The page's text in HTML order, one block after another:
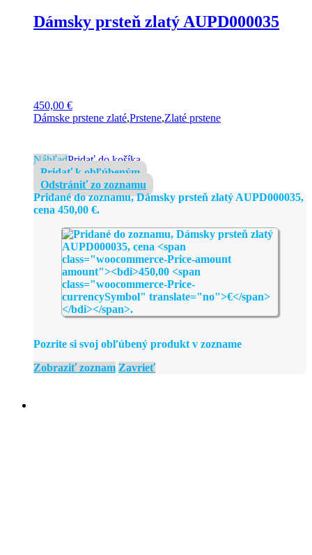
Dámsky prsteň zlatý AUPD000035
450,00 €
Dámske prstene zlaté,Prstene,Zlaté prstene
NáhľadPridať do košíka
Pridať k obľúbeným
Odstrániť zo zoznamu
Pridané do zoznamu, Dámsky prsteň zlatý AUPD000035,
cena 450,00 €.
Pozrite si svoj obľúbený produkt v zozname
Zobraziť zoznam Zavrieť